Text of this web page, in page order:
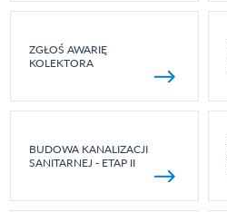
ZGŁOŚ AWARIĘ
KOLEKTORA
BUDOWA KANALIZACJI
SANITARNEJ - ETAP II